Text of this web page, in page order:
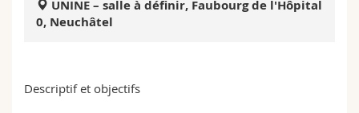
Sciences et médecine
Collaborateurs
Webmail
MyUnifr
UNINE – salle à définir, Faubourg de l'Hôpital
0, Neuchâtel
Descriptif et objectifs